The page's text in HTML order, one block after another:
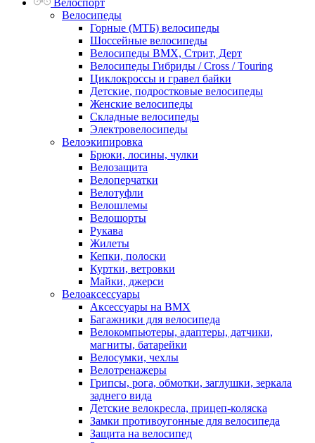
Велоспорт
Велосипеды
Горные (МТБ) велосипеды
Шоссейные велосипеды
Велосипеды BMX, Стрит, Дерт
Велосипеды Гибриды / Cross / Touring
Циклокроссы и гравел байки
Детские, подростковые велосипеды
Женские велосипеды
Складные велосипеды
Электровелосипеды
Велоэкипировка
Брюки, лосины, чулки
Велозащита
Велоперчатки
Велотуфли
Велошлемы
Велошорты
Рукава
Жилеты
Кепки, полоски
Куртки, ветровки
Майки, джерси
Велоаксессуары
Аксессуары на BMX
Багажники для велосипеда
Велокомпьютеры, адаптеры, датчики,
магниты, батарейки
Велосумки, чехлы
Велотренажеры
Грипсы, рога, обмотки, заглушки, зеркала
заднего вида
Детские велокресла, прицеп-коляска
Замки противоугонные для велосипеда
Защита на велосипед